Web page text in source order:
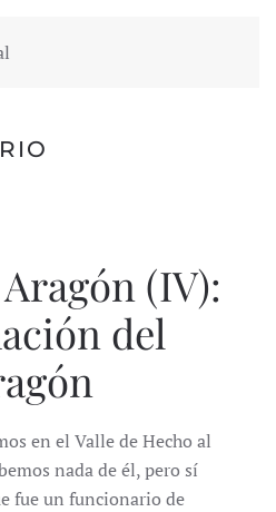
(IV):
del
en el Valle de Hecho al
nada de él, pero sí
fue un funcionario de